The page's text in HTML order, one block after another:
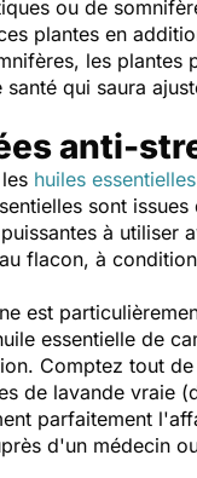
ou de
plantes en
les
qui saura
anti-
huiles essentielles
sont
à utiliser
flacon, à
est
essentielle de
Comptez tout
de lavande vraie
parfaitement
d'un médecin